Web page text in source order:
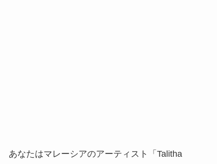
あなたはマレーシアのアーティスト「Talitha